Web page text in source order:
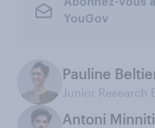
YouGov
Pauline
Junior Research
Antoni Minniti